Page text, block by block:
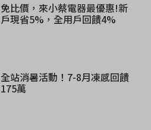
免比價，來小蔡電器最優惠!新
戶現省5%，全用戶回饋4%
全站消暑活動！7-8月凍感回饋
175萬